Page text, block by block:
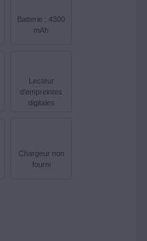
Batterie : 4300
mAh
Lecteur
d'empreintes
digitales
Chargeur non
fourni